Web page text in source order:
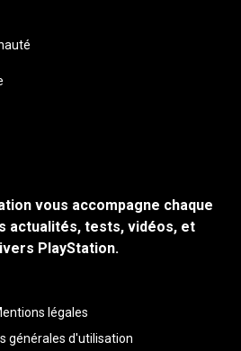
vous accompagne chaque
actualités, tests, vidéos, et
PlayStation.
légales
générales d'utilisation